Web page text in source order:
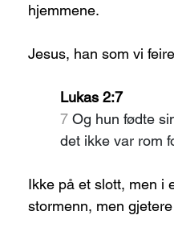
hjemmene.
Jesus, han som vi
Lukas 2:7
7 Og hun fødte
det ikke var rom
Ikke på et slott, men i
stormenn, men